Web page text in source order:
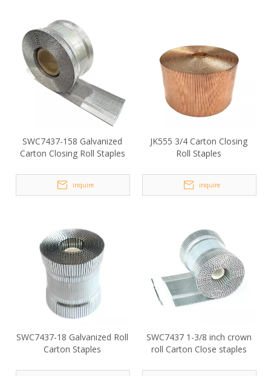
SWC7437-158 Galvanized
Carton Closing Roll Staples
inquire
JK555 3/4 Carton Closing
Roll Staples
inquire
SWC7437-18 Galvanized Roll
Carton Staples
SWC7437 1-3/8 inch crown
roll Carton Close staples